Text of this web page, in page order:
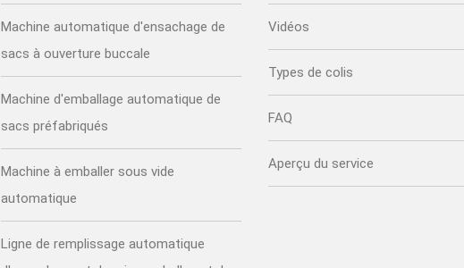
Machine automatique d'ensachage de
sacs à ouverture buccale
Machine d'emballage automatique de
sacs préfabriqués
Machine à emballer sous vide
automatique
Ligne de remplissage automatique
Vidéos
Types de colis
FAQ
Aperçu du service